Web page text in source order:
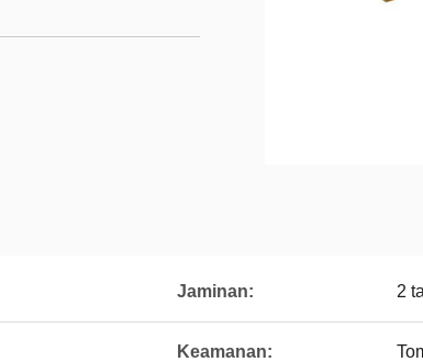
Jaminan: 2
Keamanan: